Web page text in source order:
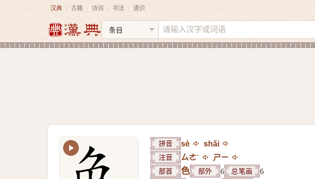
汉典 古籍 诗词 书法 通识
拼音 sè shăi
注音 ㄙㄜˋ ㄕㄧ
部首 色 部外 6 总笔画 6